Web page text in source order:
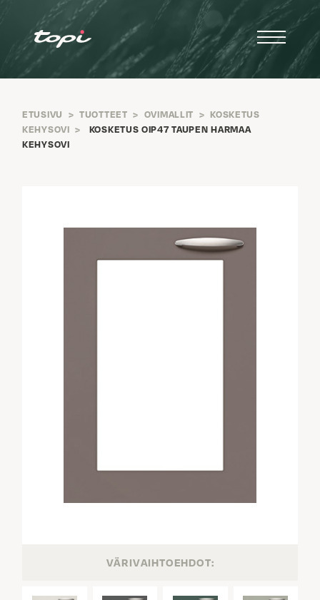
ETUSIVU > TUOTTEET > OVIMALLIT > KOSKETUS
KEHYSOVI >
KOSKETUS OIP47 TAUPEN HARMAA
KEHYSOVI
VÄRIVAIHTOEHDOT: